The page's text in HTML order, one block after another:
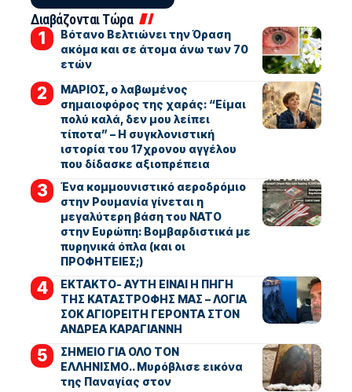
Διαβάζονται Τώρα
Βότανο Βελτιώνει την Όραση
ακόμα και σε άτομα άνω των 70
ετών
ΜΑΡΙΟΣ, ο λαβωμένος
σημαιοφόρος της χαράς: “Είμαι
πολύ καλά, δεν μου λείπει
τίποτα” – Η συγκλονιστική
ιστορία του 17χρονου αγγέλου
που δίδασκε αξιοπρέπεια
Ένα κομμουνιστικό αεροδρόμιο
στην Ρουμανία γίνεται η
μεγαλύτερη βάση του ΝΑΤΟ
στην Ευρώπη: Βομβαρδιστικά με
πυρηνικά όπλα (και οι
ΠΡΟΦΗΤΕΙΕΣ;)
ΕΚΤΑΚΤΟ- ΑΥΤΗ ΕΙΝΑΙ Η ΠΗΓΗ
ΤΗΣ ΚΑΤΑΣΤΡΟΦΗΣ ΜΑΣ – ΛΟΓΙΑ
ΣΟΚ ΑΓΙΟΡΕΙΤΗ ΓΕΡΟΝΤΑ ΣΤΟΝ
ΑΝΔΡΕΑ ΚΑΡΑΓΙΑΝΝΗ
ΣΗΜΕΙΟ ΓΙΑ ΟΛΟ ΤΟΝ
ΕΛΛΗΝΙΣΜΟ.. Μυρόβλισε εικόνα
της Παναγίας στον